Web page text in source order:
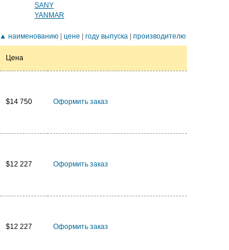
SANY
YANMAR
▲ наименованию |цене |году выпуска |производителю
Цена
$14 750 Оформить заказ
$12 227 Оформить заказ
$12 227 Оформить заказ